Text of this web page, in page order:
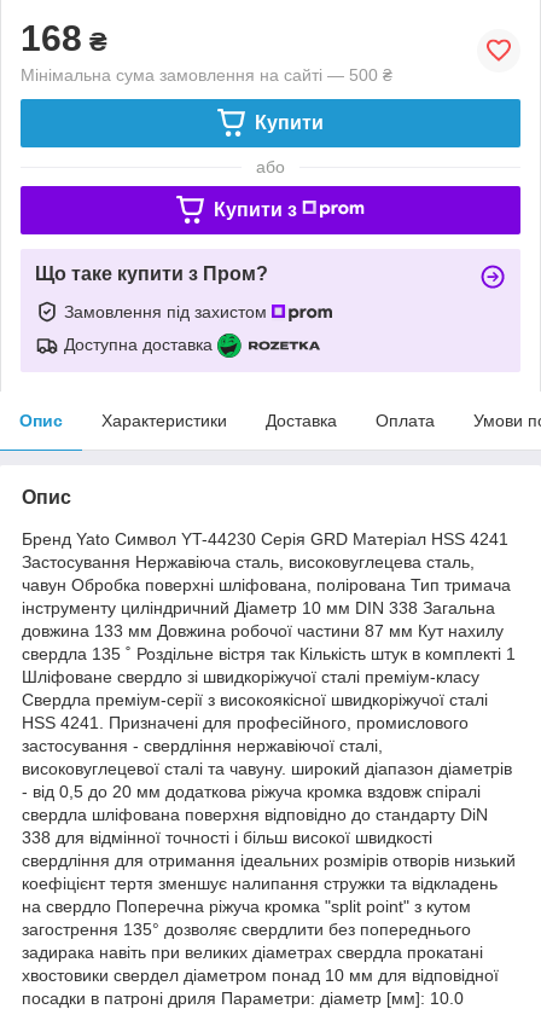
168 ₴
Мінімальна сума замовлення на сайті — 500 ₴
Купити
або
Купити з
Що таке купити з Пром?
Замовлення під захистом
Доступна доставка
Опис Характеристики Доставка Оплата Умови
Опис
Бренд Yato Символ YT-44230 Серія GRD Матеріал HSS 4241
Застосування Нержавіюча сталь, високовуглецева сталь,
чавун Обробка поверхні шліфована, полірована Тип тримача
інструменту циліндричний Діаметр 10 мм DIN 338 Загальна
довжина 133 мм Довжина робочої частини 87 мм Кут нахилу
свердла 135 ˚ Роздільне вістря так Кількість штук в комплекті 1
Шліфоване свердло зі швидкоріжучої сталі преміум-класу
Свердла преміум-серії з високоякісної швидкоріжучої сталі
HSS 4241. Призначені для професійного, промислового
застосування - свердління нержавіючої сталі,
високовуглецевої сталі та чавуну. широкий діапазон діаметрів
- від 0,5 до 20 мм додаткова ріжуча кромка вздовж спіралі
свердла шліфована поверхня відповідно до стандарту DiN
338 для відмінної точності і більш високої швидкості
свердління для отримання ідеальних розмірів отворів низький
коефіцієнт тертя зменшує налипання стружки та відкладень
на свердло Поперечна ріжуча кромка "split point" з кутом
загострення 135° дозволяє свердлити без попереднього
задирака навіть при великих діаметрах свердла прокатані
хвостовики свердел діаметром понад 10 мм для відповідної
посадки в патроні дриля Параметри: діаметр [мм]: 10.0